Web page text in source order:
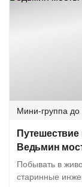
Мини-группа до
Ведьмин
Побывать в
старинные